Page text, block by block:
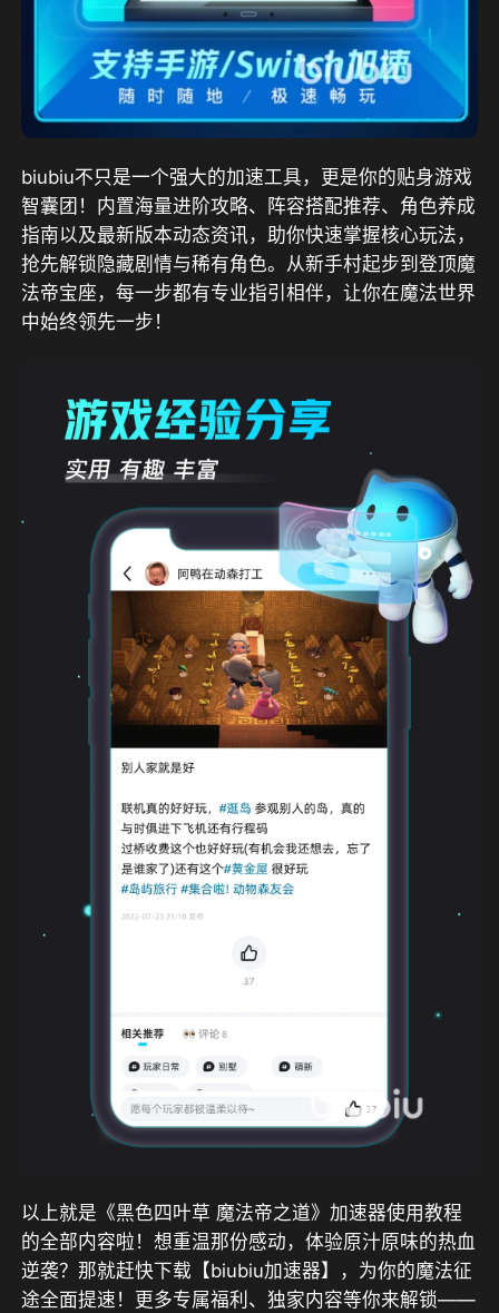
biubiu不只是一个强大的加速工具，更是你的贴身游戏
智囊团！内置海量进阶攻略、阵容搭配推荐、角色养成
指南以及最新版本动态资讯，助你快速掌握核心玩法，
抢先解锁隐藏剧情与稀有角色。从新手村起步到登顶魔
法帝宝座，每一步都有专业指引相伴，让你在魔法世界
中始终领先一步！
以上就是《黑色四叶草 魔法帝之道》加速器使用教程
的全部内容啦！想重温那份感动，体验原汁原味的热血
逆袭？那就赶快下载【biubiu加速器】，为你的魔法征
途全面提速！更多专属福利、独家内容等你来解锁——